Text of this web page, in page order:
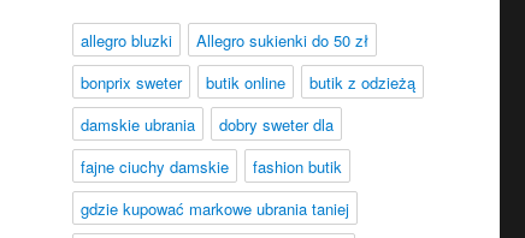
allegro bluzki
Allegro sukienki do 50 zł
bonprix sweter
butik online
butik z odzieżą
damskie ubrania
dobry sweter dla
fajne ciuchy damskie
fashion butik
gdzie kupować markowe ubrania taniej